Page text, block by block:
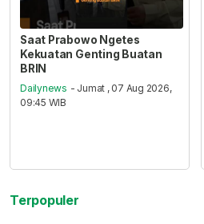
Saat Prabowo Ngetes
Kekuatan Genting Buatan
BRIN
Dailynews - Jumat , 07 Aug 2026,
09:45 WIB
Terpopuler